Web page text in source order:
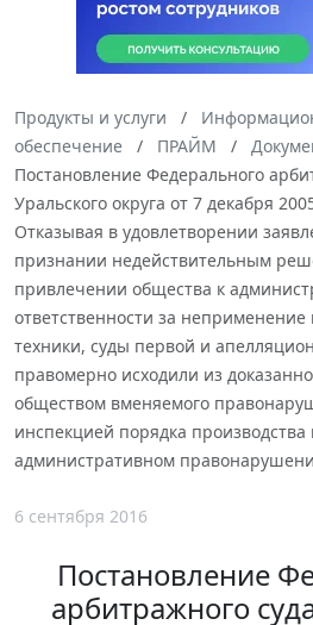
Продукты и услуги
обеспечение
ПРАЙМ
Постановление Федерального
Уральского округа от 7 декабря
Отказывая в удовлетворении
признании недействительным
привлечении общества к
ответственности за неприменение
техники, суды первой и
правомерно исходили из
обществом вменяемого
инспекцией порядка производства
административном
6 сентября 2016
Постановление
арбитражного